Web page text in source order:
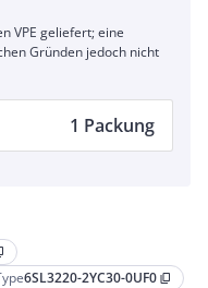
6SL3220-2YC30-0UF0 content_copy
VPE geliefert; eine
Gründen jedoch nicht
1 Packung